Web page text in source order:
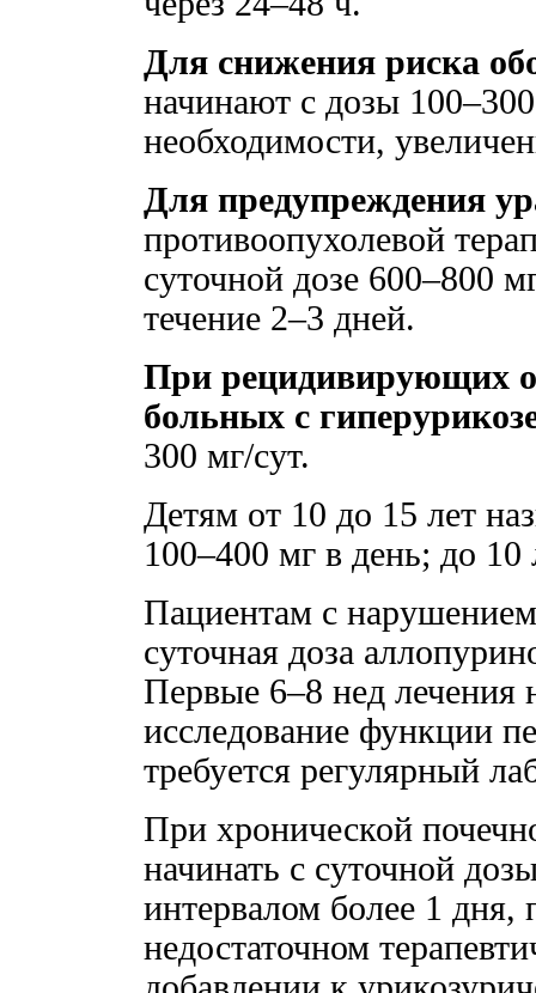
Для снижения риска
начинают с дозы
необходимости,
Для предупреждения
противоопухолевой
суточной дозе 600–800
течение 2–3 дней.
При рецидивирующих
больных с
300 мг/сут.
Детям от 10 до 15 лет
100–400 мг в день; до
Пациентам с
суточная доза
Первые 6–8 нед лечения
исследование функции
требуется регулярный
При хронической
начинать с суточной
интервалом более 1
недостаточном